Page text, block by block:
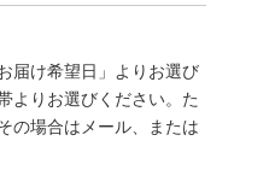
届け希望日」よりお選び
よりお選びください。た
の場合はメール、または